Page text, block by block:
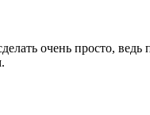
очень просто,